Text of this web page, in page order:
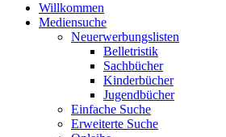
Willkommen
Mediensuche
Neuerwerbungslisten
Belletristik
Sachbücher
Kinderbücher
Jugendbücher
Einfache Suche
Erweiterte Suche